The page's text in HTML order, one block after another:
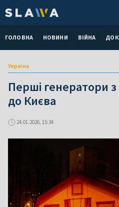
ГОЛОВНА НОВИНИ ВІЙНА
Україна
Перші генератори
до Києва
24.01.2026, 15:34